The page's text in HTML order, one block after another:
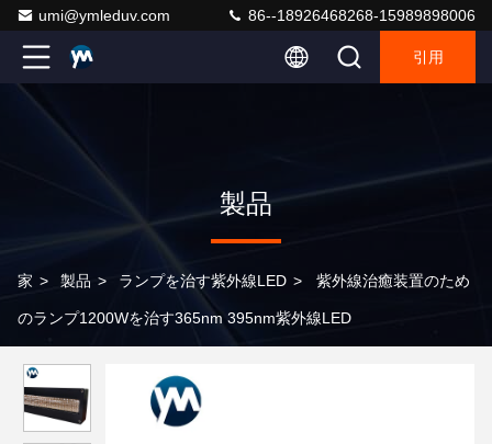
umi@ymleduv.com 86--18926468268-15989898006
引用
製品
家 > 製品 > ランプを治す紫外線LED > 紫外線治癒装置のため
のランプ1200Wを治す365nm 395nm紫外線LED